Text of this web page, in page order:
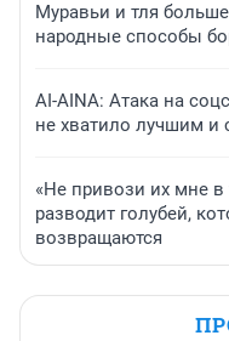
Муравьи и тля
народные способы
AI-AINA: Атака на
не хватило лучшим и
«Не привози их мне в
разводит голубей,
возвращаются